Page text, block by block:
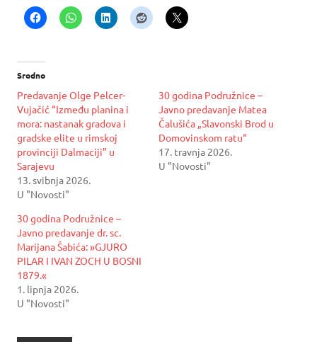
Srodno
Predavanje Olge Pelcer-
Vujačić “Između planina i
mora: nastanak gradova i
gradske elite u rimskoj
provinciji Dalmaciji” u
Sarajevu
13. svibnja 2026.
U "Novosti"
30 godina Podružnice –
Javno predavanje Matea
Čalušića „Slavonski Brod u
Domovinskom ratu“
17. travnja 2026.
U "Novosti"
30 godina Podružnice –
Javno predavanje dr. sc.
Marijana Šabića: »GJURO
PILAR I IVAN ZOCH U BOSNI
1879.«
1. lipnja 2026.
U "Novosti"